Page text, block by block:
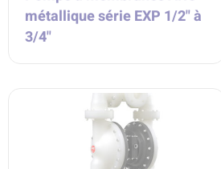
métallique série EXP 1/2" à
3/4"